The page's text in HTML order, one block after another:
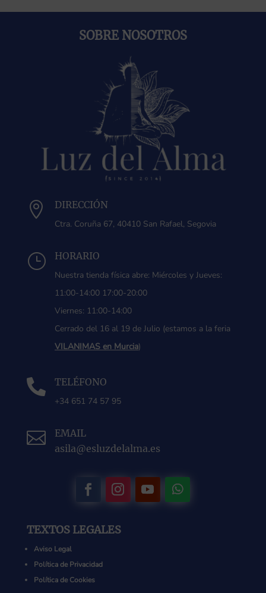
SOBRE NOSOTROS
 DIRECCIÓN
Ctra. Coruña 67, 40410 San Rafael, Segovia
} HORARIO
Nuestra tienda física abre: Miércoles y Jueves:
11:00-14:00 17:00-20:00
Viernes: 11:00-14:00
Cerrado del 16 al 19 de Julio (estamos a la feria
VILANIMAS en Murcia)
 TELÉFONO
+34 651 74 57 95

EMAIL
asila@esluzdelalma.es
TEXTOS LEGALES
Aviso Legal
Política de Privacidad
Política de Cookies